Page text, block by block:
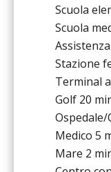
Scuola
Scuola
Stazione
Terminal
Golf 20
Ospedale/
Medico 5
Mare 2